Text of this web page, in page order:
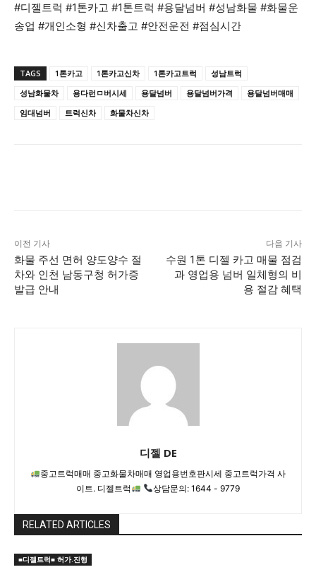
#디젤트럭 #1톤카고 #1톤트럭 #용달넘버 #성남화물 #화물운
송업 #개인소형 #신차출고 #안전운전 #점심시간
TAGS 1톤카고 1톤카고신차 1톤카고트럭
성남트럭
성남화물차
용다런ㅁ버시세 용달넘버 용달넘버가격
용달넘버매매
임대넘버
트럭신차 화물차신차
이전 기사
화물 주선 면허 양도양수 절
차와 인천 남동구청 허가증
발급 안내
다음 기사
수원 1톤 디젤 카고 매물 점검
과 영업용 넘버 일체형의 비
용 절감 혜택
디젤 DE
중고트럭매매 중고화물차매매 영업용번호판시세 중고트럭가격 사
이트. 디젤트럭
상담문의: 1644 - 9779
RELATED ARTICLES
■디젤트럭■ 허가.진행